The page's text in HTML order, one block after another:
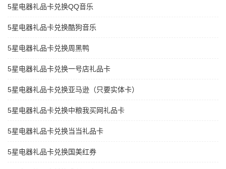
5星电器礼品卡兑换QQ音乐
5星电器礼品卡兑换酷狗音乐
5星电器礼品卡兑换周黑鸭
5星电器礼品卡兑换一号店礼品卡
5星电器礼品卡兑换亚马逊（只要实体卡）
5星电器礼品卡兑换中粮我买网礼品卡
5星电器礼品卡兑换当当礼品卡
5星电器礼品卡兑换国美红券